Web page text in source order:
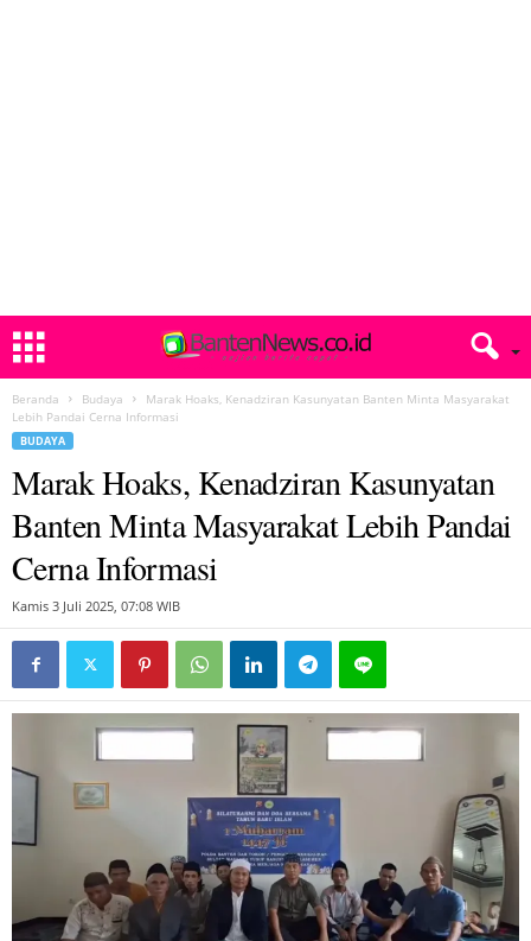
Beranda Budaya
Marak Hoaks, Kenadziran Kasunyatan Banten Minta Masyarakat
Lebih Pandai Cerna Informasi
BUDAYA
Marak Hoaks, Kenadziran Kasunyatan
Banten Minta Masyarakat Lebih Pandai
Cerna Informasi
Kamis 3 Juli 2025, 07:08 WIB